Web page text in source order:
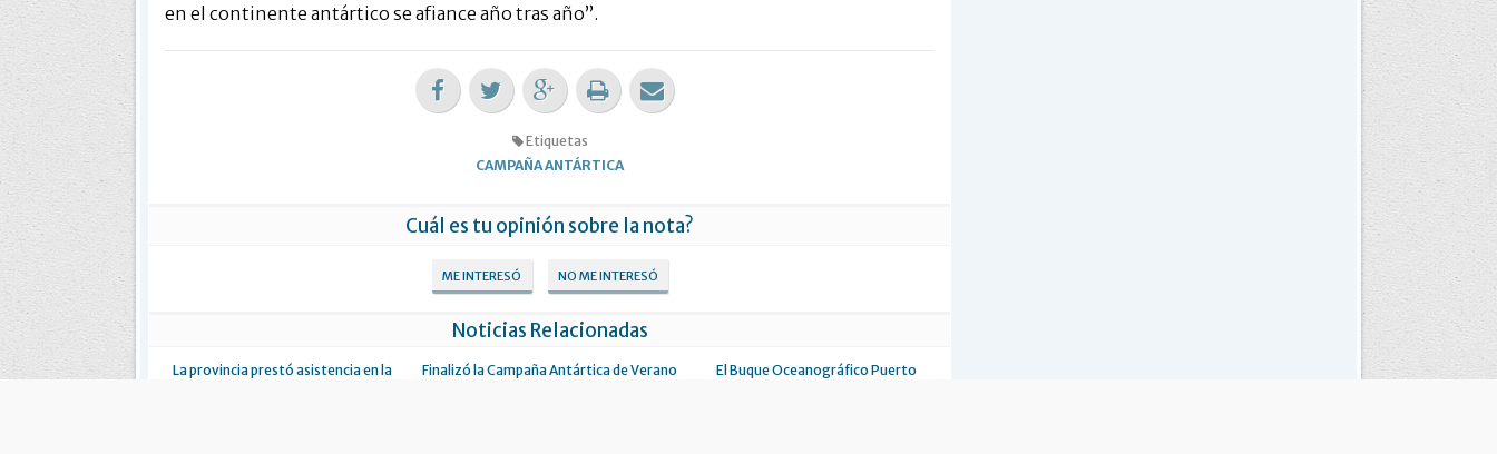
en el continente antártico se afiance año tras año”.
Etiquetas
CAMPAÑA ANTÁRTICA
Cuál es tu opinión sobre la nota?
ME INTERESÓ NO ME INTERESÓ
Noticias Relacionadas
La provincia prestó asistencia en la
Finalizó la Campaña Antártica de Verano
El Buque Oceanográfico Puerto